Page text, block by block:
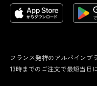
フランス発祥のアルパインブ
13時までのご注文で最短当日